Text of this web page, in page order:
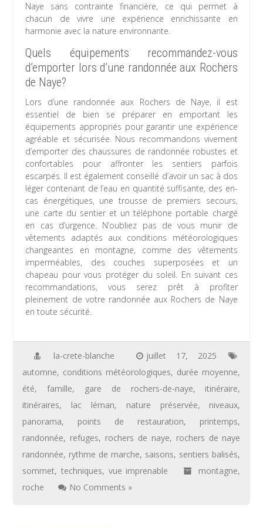
Naye sans contrainte financière, ce qui permet à
chacun de vivre une expérience enrichissante en
harmonie avec la nature environnante.
Quels équipements recommandez-vous
d’emporter lors d’une randonnée aux Rochers
de Naye?
Lors d’une randonnée aux Rochers de Naye, il est
essentiel de bien se préparer en emportant les
équipements appropriés pour garantir une expérience
agréable et sécurisée. Nous recommandons vivement
d’emporter des chaussures de randonnée robustes et
confortables pour affronter les sentiers parfois
escarpés. Il est également conseillé d’avoir un sac à dos
léger contenant de l’eau en quantité suffisante, des en-
cas énergétiques, une trousse de premiers secours,
une carte du sentier et un téléphone portable chargé
en cas d’urgence. N’oubliez pas de vous munir de
vêtements adaptés aux conditions météorologiques
changeantes en montagne, comme des vêtements
imperméables, des couches superposées et un
chapeau pour vous protéger du soleil. En suivant ces
recommandations, vous serez prêt à profiter
pleinement de votre randonnée aux Rochers de Naye
en toute sécurité.
la-crete-blanche
juillet 17, 2025
automne, conditions météorologiques, durée moyenne,
été,famille, gare de rochers-de-naye, itinéraire,
itinéraires, lac léman, nature préservée, niveaux,
panorama, points de restauration, printemps,
randonnée, refuges, rochers de naye, rochers de naye
randonnée, rythme de marche, saisons, sentiers balisés,
sommet,techniques, vue imprenable montagne,
roche
No Comments »